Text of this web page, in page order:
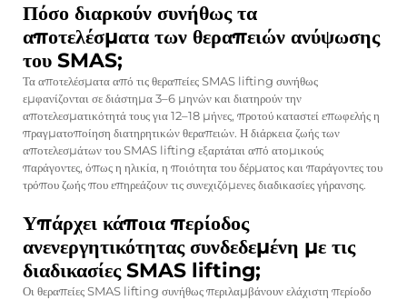
Πόσο διαρκούν συνήθως τα
αποτελέσματα των θεραπειών ανύψωσης
του SMAS;
Τα αποτελέσματα από τις θεραπείες SMAS lifting συνήθως
εμφανίζονται σε διάστημα 3–6 μηνών και διατηρούν την
αποτελεσματικότητά τους για 12–18 μήνες, προτού καταστεί επωφελής η
πραγματοποίηση διατηρητικών θεραπειών. Η διάρκεια ζωής των
αποτελεσμάτων του SMAS lifting εξαρτάται από ατομικούς
παράγοντες, όπως η ηλικία, η ποιότητα του δέρματος και παράγοντες του
τρόπου ζωής που επηρεάζουν τις συνεχιζόμενες διαδικασίες γήρανσης.
Υπάρχει κάποια περίοδος
ανενεργητικότητας συνδεδεμένη με τις
διαδικασίες SMAS lifting;
Οι θεραπείες SMAS lifting συνήθως περιλαμβάνουν ελάχιστη περίοδο